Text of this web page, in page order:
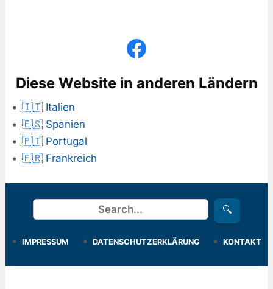
Diese Website in anderen Ländern
🇮🇹 Italien
🇪🇸 Spanien
🇵🇹 Portugal
🇫🇷 Frankreich
Suchen 🔍
IMPRESSUM DATENSCHUTZERKLÄRUNG KONTAKT